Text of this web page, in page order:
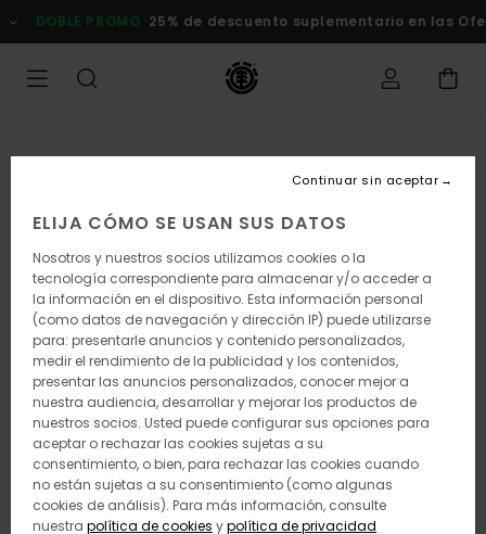
la
DOBLE PROMO 25% de descuento suplementario en las
ELIJA CÓMO SE USAN SUS DATOS
Nosotros y nuestros socios utilizamos cookies o la
tecnología correspondiente para almacenar y/o acceder a
la información en el dispositivo. Esta información personal
(como datos de navegación y dirección IP) puede utilizarse
para: presentarle anuncios y contenido personalizados,
medir el rendimiento de la publicidad y los contenidos,
presentar las anuncios personalizados, conocer mejor a
nuestra audiencia, desarrollar y mejorar los productos de
nuestros socios. Usted puede configurar sus opciones para
aceptar o rechazar las cookies sujetas a su
consentimiento, o bien, para rechazar las cookies cuando
no están sujetas a su consentimiento (como algunas
cookies de análisis). Para más información, consulte
nuestra política de cookies ypolítica de privacidad
Continuar sin aceptar